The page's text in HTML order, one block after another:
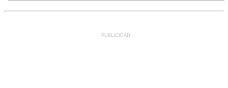
PUBLICIDAD